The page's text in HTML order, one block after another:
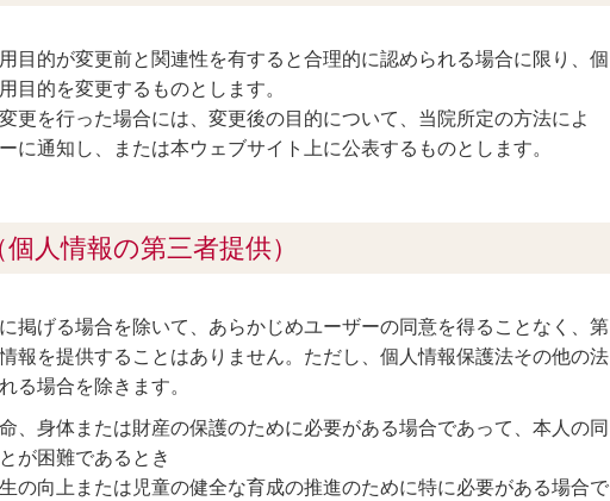
目的が変更前と関連性を有すると合理的に認められる場合に限り、個
目的を変更するものとします。
更を行った場合には、変更後の目的について、当院所定の方法によ
に通知し、または本ウェブサイト上に公表するものとします。
人情報の第三者提供）
掲げる場合を除いて、あらかじめユーザーの同意を得ることなく、第
報を提供することはありません。ただし、個人情報保護法その他の法
る場合を除きます。
、身体または財産の保護のために必要がある場合であって、本人の同
が困難であるとき
の向上または児童の健全な育成の推進のために特に必要がある場合で